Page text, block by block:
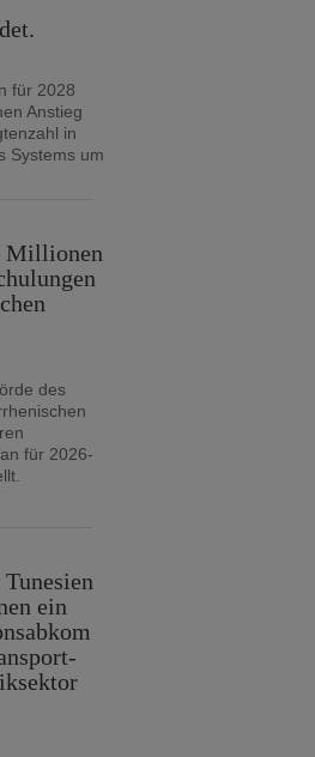
für 2028
Anstieg
in
Systems um
Millionen
des
für 2026-
ein